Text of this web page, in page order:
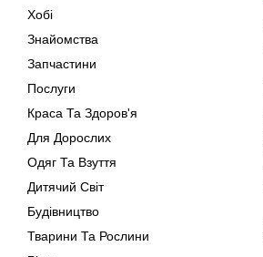
Хобі
Знайомства
Запчастини
Послуги
Краса Та Здоров'я
Для Дорослих
Одяг Та Взуття
Дитячий Світ
Будівництво
Тварини Та Рослини